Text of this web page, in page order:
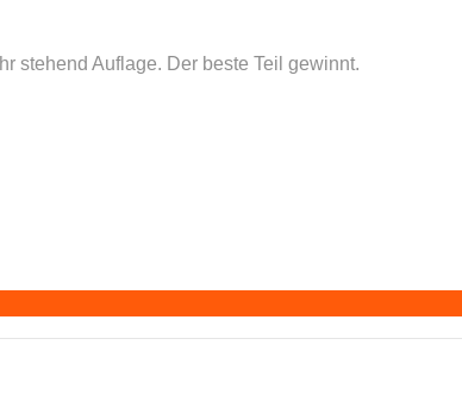
stehend Auflage. Der beste Teil gewinnt.